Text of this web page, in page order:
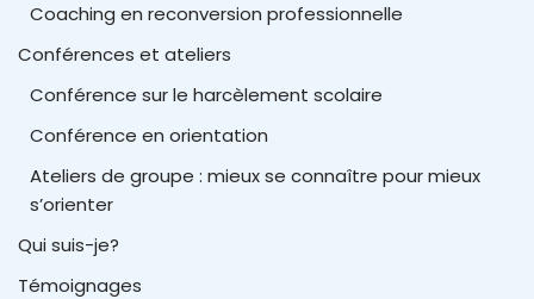
Coaching en reconversion professionnelle
Conférences et ateliers
Conférence sur le harcèlement scolaire
Conférence en orientation
Ateliers de groupe : mieux se connaître pour mieux
s’orienter
Qui suis-je?
Témoignages